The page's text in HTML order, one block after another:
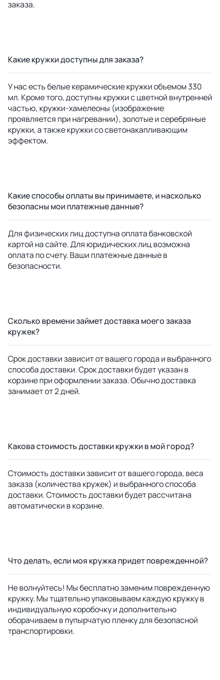
заказа.
Какие кружки доступны для заказа?
У нас есть белые керамические кружки объемом 330
мл. Кроме того, доступны кружки с цветной внутренней
частью, кружки-хамелеоны (изображение
проявляется при нагревании), золотые и серебряные
кружки, а также кружки со светонакапливающим
эффектом.
Какие способы оплаты вы принимаете, и насколько
безопасны мои платежные данные?
Для физических лиц доступна оплата банковской
картой на сайте. Для юридических лиц возможна
оплата по счету. Ваши платежные данные в
безопасности.
Сколько времени займет доставка моего заказа
кружек?
Срок доставки зависит от вашего города и выбранного
способа доставки. Срок доставки будет указан в
корзине при оформлении заказа. Обычно доставка
занимает от 2 дней.
Какова стоимость доставки кружки в мой город?
Стоимость доставки зависит от вашего города, веса
заказа (количества кружек) и выбранного способа
доставки. Стоимость доставки будет рассчитана
автоматически в корзине.
Что делать, если моя кружка придет поврежденной?
Не волнуйтесь! Мы бесплатно заменим поврежденную
кружку. Мы тщательно упаковываем каждую кружку в
индивидуальную коробочку и дополнительно
оборачиваем в пупырчатую пленку для безопасной
транспортировки.